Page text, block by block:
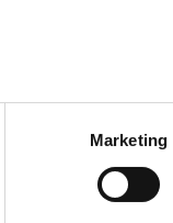
Marketing